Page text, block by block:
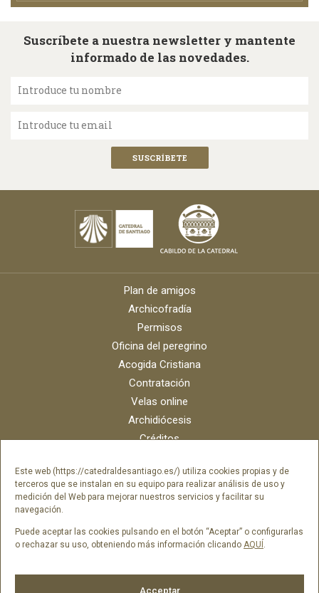
Este web (https://catedraldesantiago.es/) utiliza cookies propias y de
terceros que se instalan en su equipo para realizar análisis de uso y
medición del Web para mejorar nuestros servicios y facilitar su
navegación.
Puede aceptar las cookies pulsando en el botón “Aceptar” o configurarlas
o rechazar su uso, obteniendo más información clicando AQUÍ.
Acceptar
Suscríbete a nuestra newsletter y mantente
informado de las novedades.
Introduce tu nombre
Introduce tu email
Plan de amigos
Archicofradía
Permisos
Oficina del peregrino
Acogida Cristiana
Contratación
Velas online
Archidiócesis
Créditos
Contacto
Portal del empleado SAMI Catedral